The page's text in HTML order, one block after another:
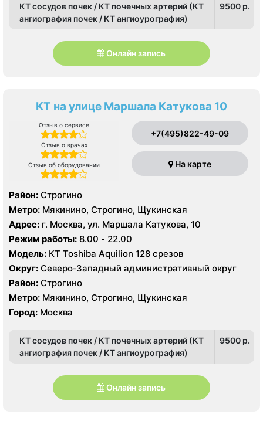
КТ сосудов почек / КТ почечных артерий (КТ
ангиография почек / КТ ангиоурография)
9500 p.
Онлайн запись
КТ на улице Маршала Катукова 10
Отзыв о сервисе
Отзыв о врачах
Отзыв об оборудовании
+7(495)822-49-09
На карте
Район: Строгино
Метро: Мякинино, Строгино, Щукинская
Адрес: г. Москва, ул. Маршала Катукова, 10
Режим работы: 8.00 - 22.00
Модель: КТ Toshiba Aquilion 128 срезов
Округ: Северо-Западный административный округ
Район: Строгино
Метро: Мякинино, Строгино, Щукинская
Город: Москва
КТ сосудов почек / КТ почечных артерий (КТ
ангиография почек / КТ ангиоурография)
9500 p.
Онлайн запись